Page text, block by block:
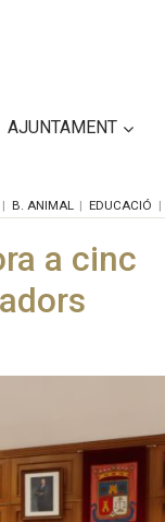
AJUNTAMENT
B. ANIMAL EDUCACIÓ
a cinc